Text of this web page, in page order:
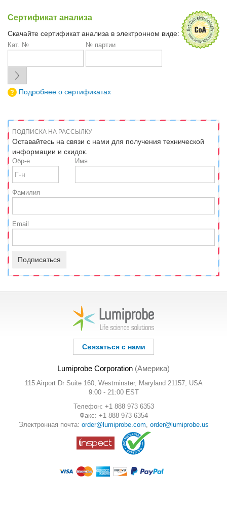
Сертификат анализа
Скачайте сертификат анализа в электронном виде:
Кат. № № партии
Подробнее о сертификатах
ПОДПИСКА НА РАССЫЛКУ
Оставайтесь на связи с нами для получения технической
информации и скидок.
Обр-е Имя
Фамилия
Email
Подписаться
Связаться с нами
Lumiprobe Corporation (Америка)
115 Airport Dr Suite 160, Westminster, Maryland 21157, USA
9:00 - 21:00 EST
Телефон: +1 888 973 6353
Факс: +1 888 973 6354
Электронная почта: order@lumiprobe.com order@lumiprobe.us